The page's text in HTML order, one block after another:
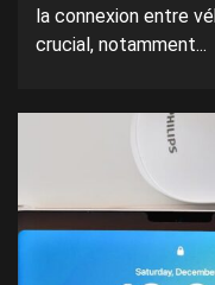
la connexion entre
crucial, notamment...